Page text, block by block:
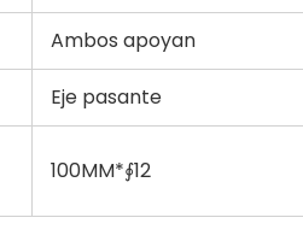
Ambos apoyan
Eje pasante
100MM*∮12